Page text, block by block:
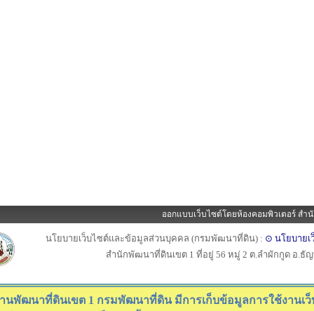
ออกแบบเว็บไซต์โดยห้องคอมพิวเตอร์ ส
นโยบายเว็บไซต์และข้อมูลส่วนบุคคล (กรมพัฒนาที่ดิน) : ⊙ นโยบายเ
สำนักพัฒนาที่ดินเขต 1 ที่อยู่ 56 หมู่ 2 ต.ลำผักกูด อ.ธั
นพัฒนาที่ดินเขต 1 กรมพัฒนาที่ดิน มีการเก็บข้อมูลการใช้งานเ